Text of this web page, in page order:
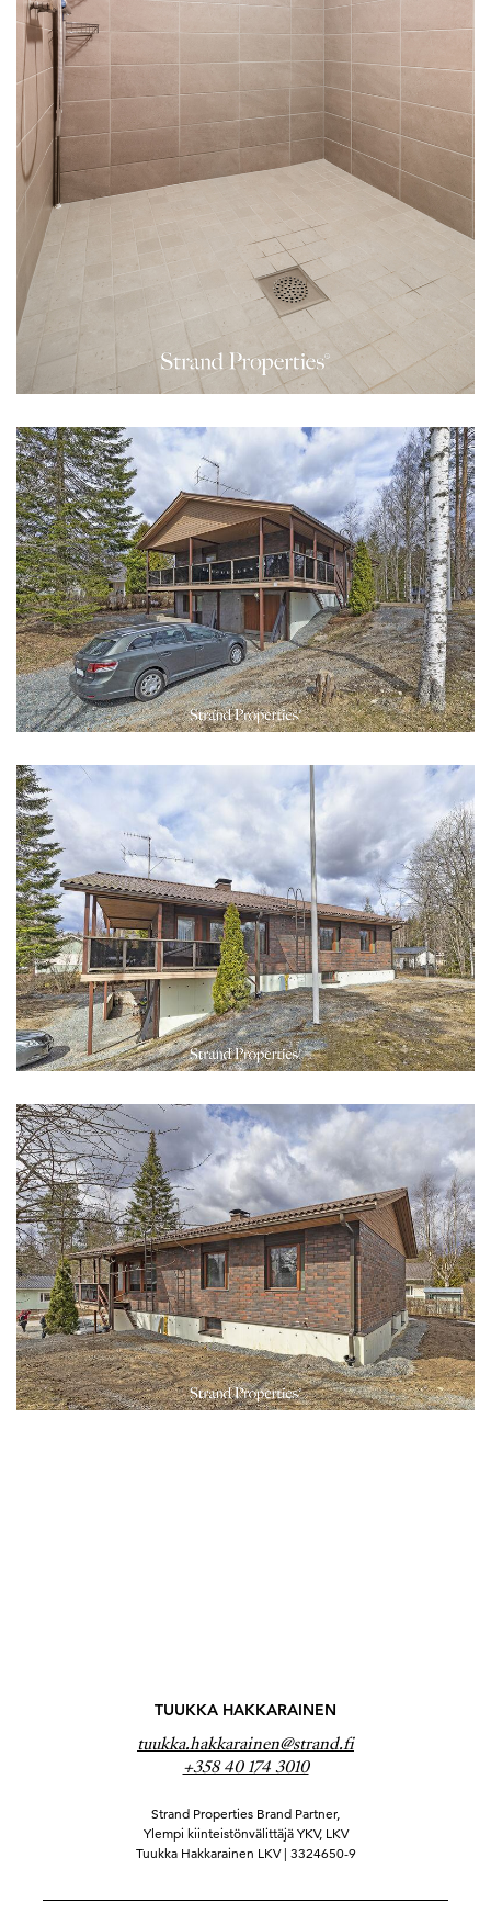
TUUKKA HAKKARAINEN
tuukka.hakkarainen@strand.fi
+358 40 174 3010
Strand Properties Brand Partner,
Ylempi kiinteistönvälittäjä YKV, LKV
Tuukka Hakkarainen LKV | 3324650-9